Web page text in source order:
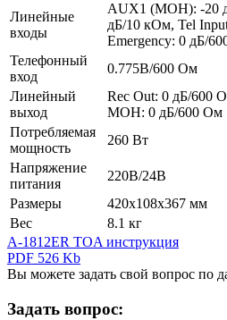
Линейные
входы
AUX1 (MOH): -20
дБ/10 кОм, Tel
Emergency: 0 дБ/
Телефонный
вход
0.775В/600 Ом
Линейный
выход
Rec Out: 0 дБ/600
MOH: 0 дБ/600 Ом
Потребляемая
мощность
260 Вт
Напряжение
питания
220В/24В
Размеры
420х108х367 мм
Вес
8.1 кг
A-1812ER TOA инструкция
PDF 526 Kb
Вы можете задать свой вопрос по
Задать вопрос: